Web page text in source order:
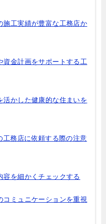
施工実績が豊富な工務店か
資金計画をサポートする工
活かした健康的な住まいを
務店に依頼する際の注意
容を細かくチェックする
コミュニケーションを重視